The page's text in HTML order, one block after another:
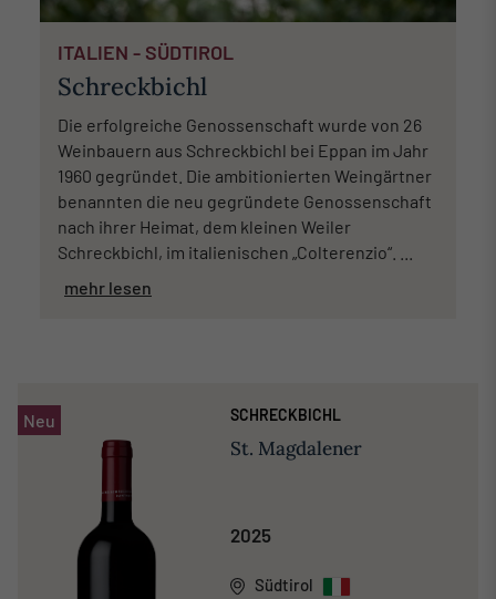
ITALIEN - SÜDTIROL
Schreckbichl
Die erfolgreiche Genossenschaft wurde von 26
Weinbauern aus Schreckbichl bei Eppan im Jahr
1960 gegründet. Die ambitionierten Weingärtner
benannten die neu gegründete Genossenschaft
nach ihrer Heimat, dem kleinen Weiler
Schreckbichl, im italienischen „Colterenzio“. ...
mehr lesen
Neu SCHRECKBICHL
St. Magdalener
2025
Südtirol